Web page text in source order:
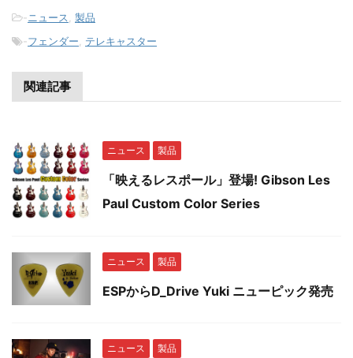
-ニュース
製品
-フェンダー テレキャスター
関連記事
ニュース 製品
「映えるレスポール」登場! Gibson Les
Paul Custom Color Series
ニュース 製品
ESPからD_Drive Yuki ニューピック発売
ニュース 製品